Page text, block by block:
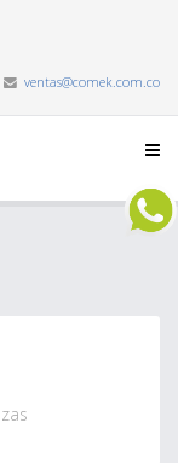
ventas@comek.com.co